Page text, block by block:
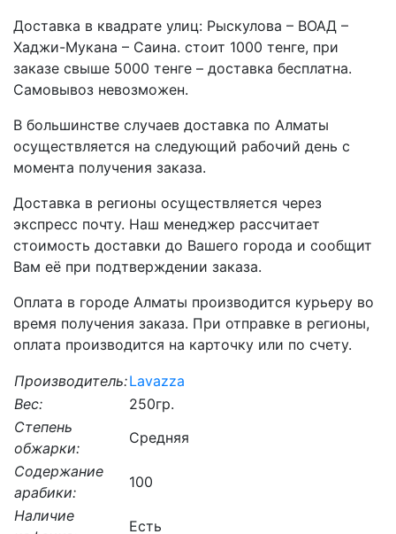
Доставка в квадрате улиц: Рыскулова – ВОАД –
Хаджи-Мукана – Саина. стоит 1000 тенге, при
заказе свыше 5000 тенге – доставка бесплатна.
Самовывоз невозможен.
В большинстве случаев доставка по Алматы
осуществляется на следующий рабочий день с
момента получения заказа.
Доставка в регионы осуществляется через
экспресс почту. Наш менеджер рассчитает
стоимость доставки до Вашего города и сообщит
Вам её при подтверждении заказа.
Оплата в городе Алматы производится курьеру во
время получения заказа. При отправке в регионы,
оплата производится на карточку или по счету.
Производитель:Lavazza
Вес:
250гр.
Степень
обжарки:
Средняя
Содержание
арабики:
100
Наличие
Есть